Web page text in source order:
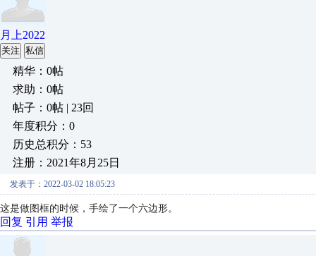
月上2022
关注 私信
精华：0帖
求助：0帖
帖子：0帖 | 23回
年度积分：0
历史总积分：53
注册：2021年8月25日
发表于：2022-03-02 18:05:23
这是做图框的时候，手绘了一个六边形。
回复 引用 举报